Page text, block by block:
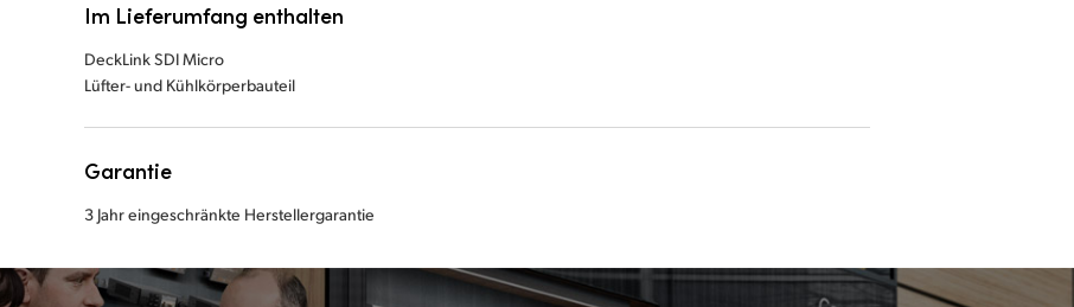
Im Lieferumfang enthalten
DeckLink SDI Micro
Lüfter- und Kühlkörperbauteil
Garantie
3 Jahr eingeschränkte Herstellergarantie